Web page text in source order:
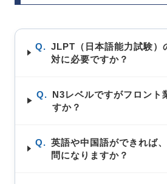
Q. JLPT（日本語能力試験）
対に必要ですか？
Q. N3レベルですがフロント
すか？
Q. 英語や中国語ができれば
問になりますか？